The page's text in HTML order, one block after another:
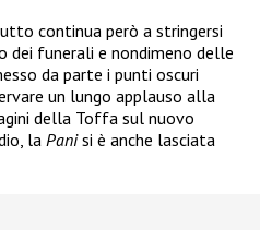
continua però a stringersi
dei funerali e nondimeno delle
da parte i punti oscuri
un lungo applauso alla
della Toffa sul nuovo
la Panisi è anche lasciata